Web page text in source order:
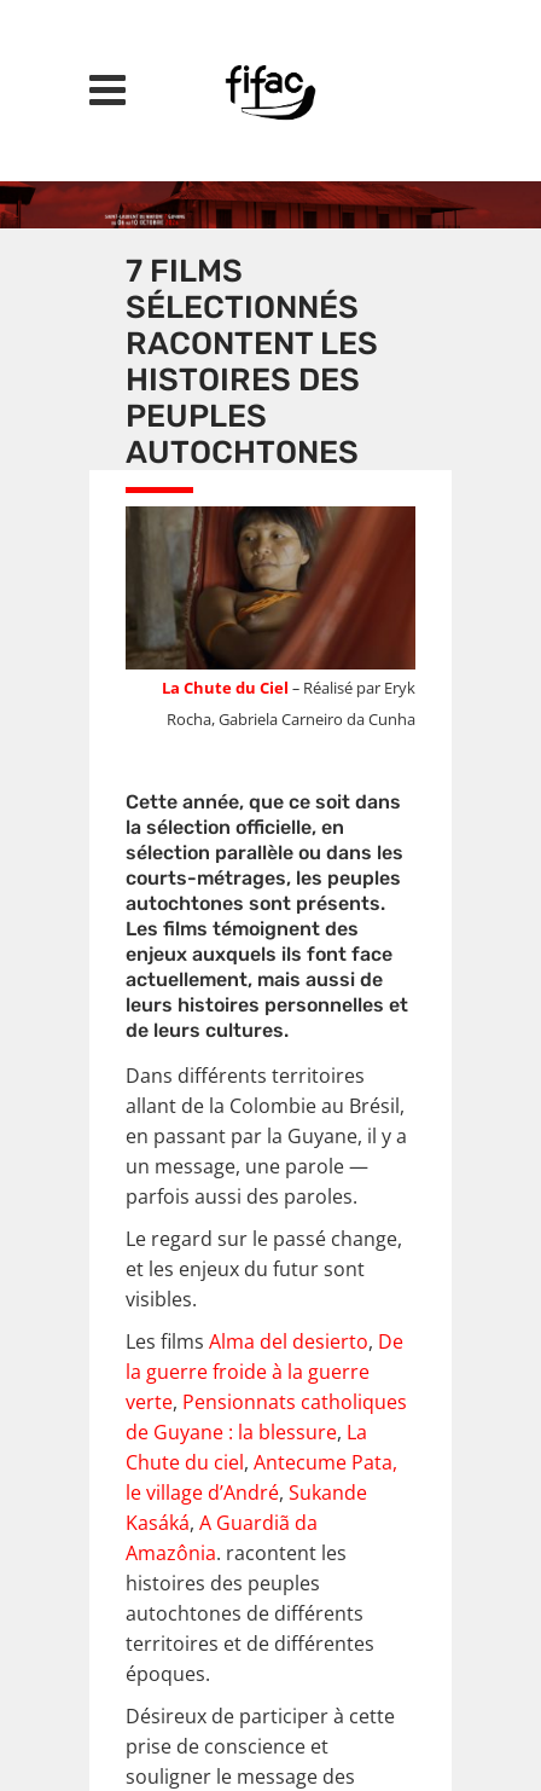
7 FILMS
SÉLECTIONNÉS
RACONTENT LES
HISTOIRES DES
PEUPLES
AUTOCHTONES
La Chute du Ciel – Réalisé par Eryk
Rocha, Gabriela Carneiro da Cunha
Cette année, que ce soit dans
la sélection officielle, en
sélection parallèle ou dans les
courts-métrages, les peuples
autochtones sont présents.
Les films témoignent des
enjeux auxquels ils font face
actuellement, mais aussi de
leurs histoires personnelles et
de leurs cultures.
Dans différents territoires
allant de la Colombie au Brésil,
en passant par la Guyane, il y a
un message, une parole —
parfois aussi des paroles.
Le regard sur le passé change,
et les enjeux du futur sont
visibles.
Les films Alma del desierto, De
la guerre froide à la guerre
verte, Pensionnats catholiques
de Guyane : la blessure, La
Chute du ciel, Antecume Pata,
le village d’André, Sukande
Kasáká, A Guardiã da
Amazônia. racontent les
histoires des peuples
autochtones de différents
territoires et de différentes
époques.
Désireux de participer à cette
prise de conscience et
souligner le message des